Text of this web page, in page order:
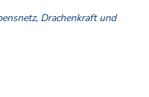
Drachenkraft und